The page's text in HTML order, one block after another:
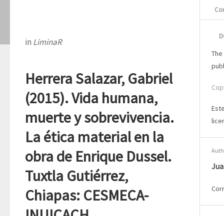
in LiminaR
Herrera Salazar, Gabriel
(2015). Vida humana,
muerte y sobrevivencia.
La ética material en la
obra de Enrique Dussel.
Tuxtla Gutiérrez,
Chiapas: CESMECA-